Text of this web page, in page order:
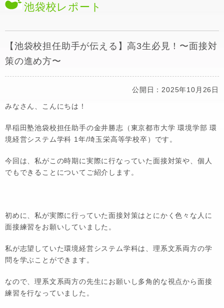
池袋校レポート
【池袋校担任助手が伝える】高3生必見！〜面接対
策の進め方〜
公開日：2025年10月26日
みなさん、こんにちは！
早稲田塾池袋校担任助手の金井勝志（東京都市大学 環境学部 環
境経営システム学科 1年/埼玉栄高等学校卒）です。
今回は、私がこの時期に実際に行なっていた面接対策や、個人
でもできることについてご紹介します。
初めに、私が実際に行っていた面接対策はとにかく色々な人に
面接練習をお願いしていました。
私が志望していた環境経営システム学科は、理系文系両方の学
問を学ぶことができます。
なので、理系文系両方の先生にお願いし多角的な視点から面接
練習を行なっていました。